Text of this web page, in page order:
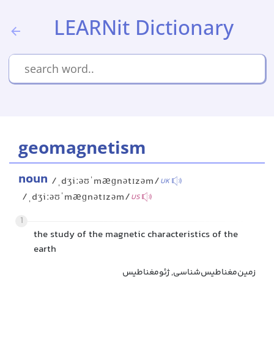
LEARNit Dictionary
geomagnetism
noun /ˌdʒiːəʊˈmæɡnətɪzəm/UK
/ˌdʒiːəʊˈmæɡnətɪzəm/US
1
the study of the magnetic characteristics of the
earth
زمین‌مغناطیس‌شناسی, ژئومغناطیس